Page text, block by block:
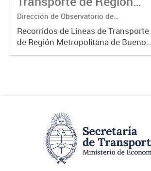
Metropolitana de
Buenos Aires (RMBA)
Dirección de Observatorio de
Transporte, Estudio y Sistemas
Recorridos de Líneas de Transporte
de Región Metropolitana de Buenos
Aires (RMBA).-